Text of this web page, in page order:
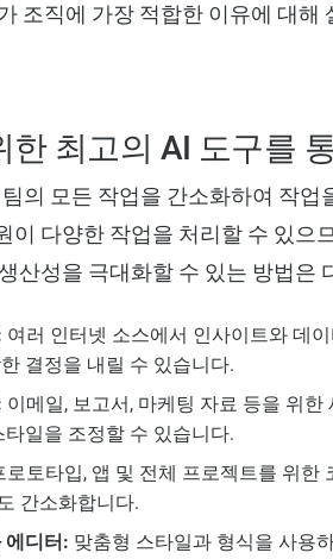
조직에 가장 적합한 이유에 대해
한 최고의 AI 도구를
의 모든 작업을 간소화하여 작업
이 다양한 작업을 처리할 수 있으
산성을 극대화할 수 있는 방법은
여러 인터넷 소스에서 인사이트와 데
결정을 내릴 수 있습니다.
이메일, 보고서, 마케팅 자료 등을 위
일을 조정할 수 있습니다.
로토타입, 앱 및 전체 프로젝트를 위한
간소화합니다.
에디터: 맞춤형 스타일과 형식을 사용